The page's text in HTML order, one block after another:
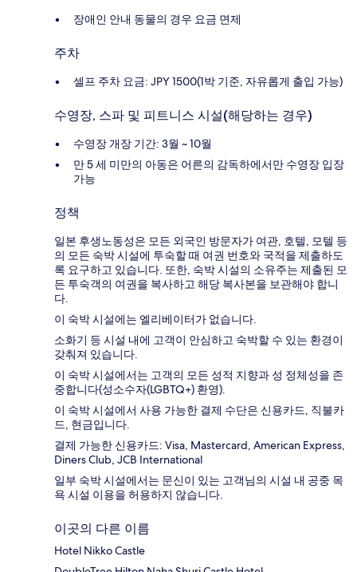
장애인 안내 동물의 경우 요금 면제
주차
셀프 주차 요금: JPY 1500(1박 기준, 자유롭게 출입 가능)
수영장, 스파 및 피트니스 시설(해당하는 경우)
수영장 개장 기간: 3월 ~ 10월
만 5 세 미만의 아동은 어른의 감독하에서만 수영장 입장
가능
정책
일본 후생노동성은 모든 외국인 방문자가 여관, 호텔, 모텔 등
의 모든 숙박 시설에 투숙할 때 여권 번호와 국적을 제출하도
록 요구하고 있습니다. 또한, 숙박 시설의 소유주는 제출된 모
든 투숙객의 여권을 복사하고 해당 복사본을 보관해야 합니
다.
이 숙박 시설에는 엘리베이터가 없습니다.
소화기 등 시설 내에 고객이 안심하고 숙박할 수 있는 환경이
갖춰져 있습니다.
이 숙박 시설에서는 고객의 모든 성적 지향과 성 정체성을 존
중합니다(성소수자(LGBTQ+) 환영).
이 숙박 시설에서 사용 가능한 결제 수단은 신용카드, 직불카
드, 현금입니다.
결제 가능한 신용카드: Visa, Mastercard, American Express,
Diners Club, JCB International
일부 숙박 시설에서는 문신이 있는 고객님의 시설 내 공중 목
욕 시설 이용을 허용하지 않습니다.
이곳의 다른 이름
Hotel Nikko Castle